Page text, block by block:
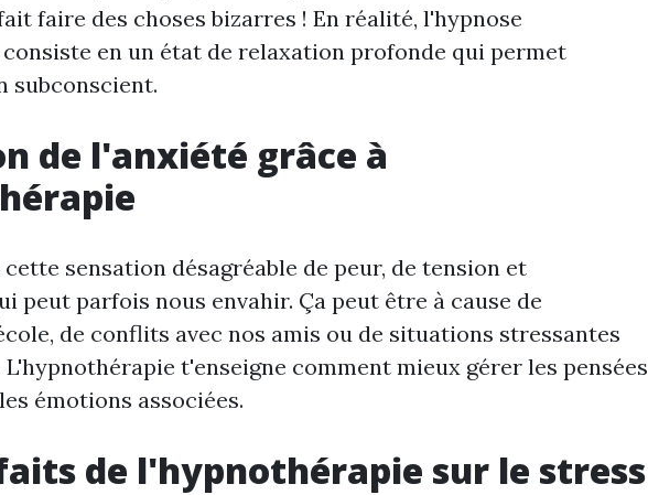
faire des choses bizarres ! En réalité, l'hypnose
en un état de relaxation profonde qui permet
subconscient.
de l'anxiété grâce à
sensation désagréable de peur, de tension et
peut parfois nous envahir. Ça peut être à cause de
de conflits avec nos amis ou de situations stressantes
L'hypnothérapie t'enseigne comment mieux gérer les pensées
émotions associées.
de l'hypnothérapie sur le stress